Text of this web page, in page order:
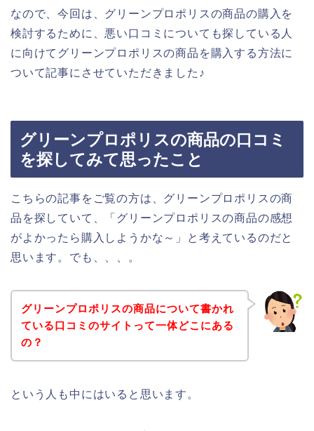
なので、今回は、グリーンプロポリスの商品の購入を
検討するために、悪い口コミについても探している人
に向けてグリーンプロポリスの商品を購入する方法に
ついて記事にさせていただきました♪
グリーンプロポリスの商品の口コミ
を探してみて思ったこと
こちらの記事をご覧の方は、グリーンプロポリスの商
品を探していて、「グリーンプロポリスの商品の感想
がよかったら購入しようかな～」と考えているのだと
思います。でも、、、。
グリーンプロポリスの商品について書かれ
ている口コミのサイトって一体どこにある
の？
という人も中にはいると思います。